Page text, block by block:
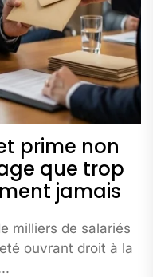
prime non
que trop
jamais
milliers de salariés
ouvrant droit à la